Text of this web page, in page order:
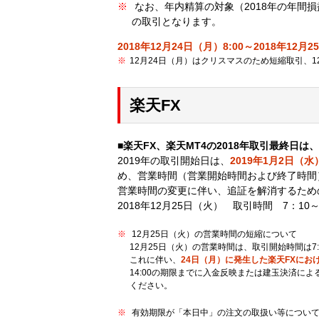
なお、年内精算の対象（2018年の年間
の取引となります。
2018年12月24日（月）8:00～2018年12月
12月24日（月）はクリスマスのため短縮取引、
楽天FX
■楽天FX、楽天MT4の2018年取引最終日は、
2019年の取引開始日は、 2019年1月2日（水
め、営業時間（営業開始時間および終了時
営業時間の変更に伴い、追証を解消するた
2018年12月25日（火） 取引時間 7：10
12月25日（火）の営業時間の短縮について
12月25日（火）の営業時間は、取引開始時間は
これに伴い、 24日（月）に発生した楽天FXにお
14:00の期限までに入金反映または建玉決済に
ください。
有効期限が「本日中」の注文の取扱い等について